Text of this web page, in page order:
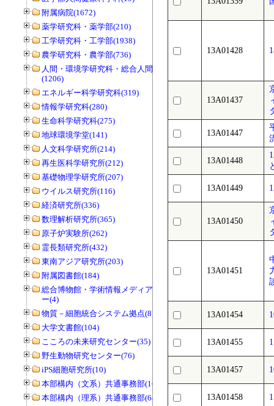
附属病院(1672)
薬学研究科・薬学部(210)
工学研究科・工学部(1938)
農学研究科・農学部(736)
人間・環境学研究科・総合人間学部
(1206)
エネルギー科学研究科(319)
情報学研究科(280)
生命科学研究科(275)
地球環境学堂(141)
人文科学研究所(214)
再生医科学研究所(212)
基礎物理学研究所(207)
ウイルス研究所(116)
経済研究所(336)
数理解析研究所(365)
原子炉実験所(262)
霊長類研究所(432)
東南アジア研究所(203)
附属図書館(184)
総合博物館・学術情報メディアセンタ
ー(4)
物質－細胞統合システム拠点(8)
大学文書館(104)
こころの未来研究センター(35)
野生動物研究センター(76)
iPS細胞研究所(10)
本部構内（文系）共通事務部(165)
本部構内（理系）共通事務部(646)
13A01428
13A01437
13A01447
13A01448
13A01449
13A01450
13A01451
13A01454
13A01455
13A01457
13A01458